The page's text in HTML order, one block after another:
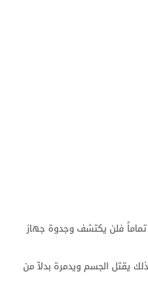
فلن يكتشف وجدوة جهاز
يقتل الجسم ويدمرة بدلآ من